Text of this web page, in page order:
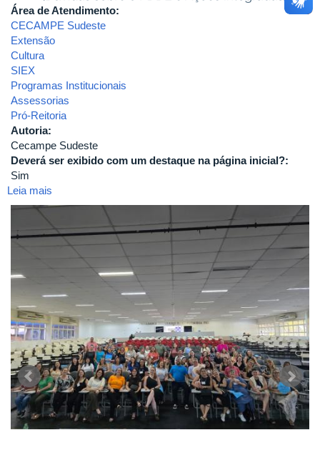
Área de Atendimento:
CECAMPE Sudeste
Extensão
Cultura
SIEX
Programas Institucionais
Assessorias
Pró-Reitoria
Autoria:
Cecampe Sudeste
Deverá ser exibido com um destaque na página inicial?:
Sim
Leia mais
Formação
Caminhos
Compartilhantes
PDDE
em
Itapetininga/SP